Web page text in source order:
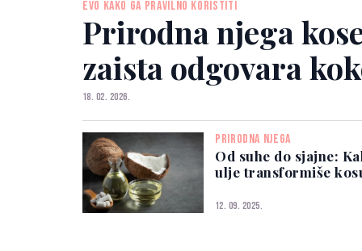
EVO KAKO GA PRAVILNO KORISTITI
Prirodna njega
zaista odgovara
18. 02. 2026.
PRIRODNA NJEGA
Od suhe do sjajne:
ulje transformiše
12. 09. 2025.